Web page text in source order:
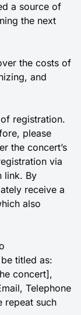
a source of
the next
the costs of
and
registration.
please
the concert’s
via
link. By
receive a
also
titled as:
concert],
Telephone
repeat such